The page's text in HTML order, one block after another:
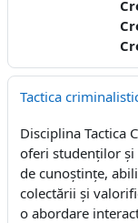
Tactica
Disciplina Tactica
oferi studenților
de cunoștințe,
colectării și
o abordare